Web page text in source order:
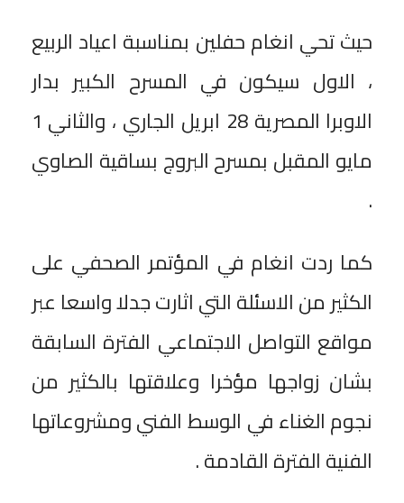
حيث تحي انغام حفلين بمناسبة اعياد الربيع
، الاول سيكون في المسرح الكبير بدار
الاوبرا المصرية 28 ابريل الجاري ، والثاني 1
مايو المقبل بمسرح البروج بساقية الصاوي
.
كما ردت انغام في المؤتمر الصحفي على
الكثير من الاسئلة التي اثارت جدلا واسعا عبر
مواقع التواصل الاجتماعي الفترة السابقة
بشان زواجها مؤخرا وعلاقتها بالكثير من
نجوم الغناء في الوسط الفني ومشروعاتها
الفنية الفترة القادمة .